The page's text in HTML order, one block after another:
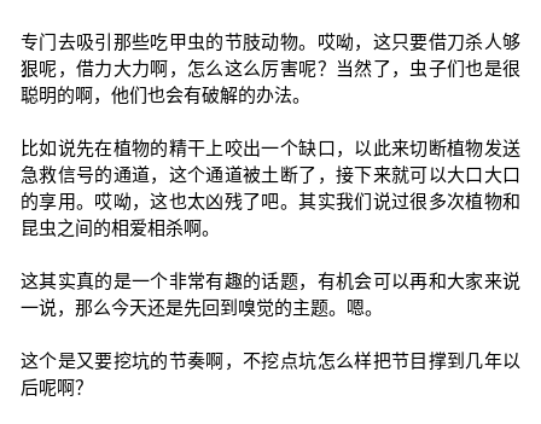
专门去吸引那些吃甲虫的节肢动物。哎呦，这只要借刀杀人够
狠呢，借力大力啊，怎么这么厉害呢？当然了，虫子们也是很
聪明的啊，他们也会有破解的办法。
比如说先在植物的精干上咬出一个缺口，以此来切断植物发送
急救信号的通道，这个通道被土断了，接下来就可以大口大口
的享用。哎呦，这也太凶残了吧。其实我们说过很多次植物和
昆虫之间的相爱相杀啊。
这其实真的是一个非常有趣的话题，有机会可以再和大家来说
一说，那么今天还是先回到嗅觉的主题。嗯。
这个是又要挖坑的节奏啊，不挖点坑怎么样把节目撑到几年以
后呢啊？